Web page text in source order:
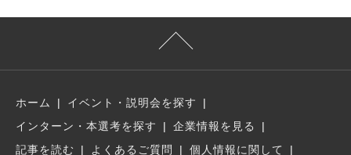
ホーム
イベント・説明会を探す
インターン・本選考を探す
企業情報を見る
記事を読む
よくあるご質問
個人情報に関して